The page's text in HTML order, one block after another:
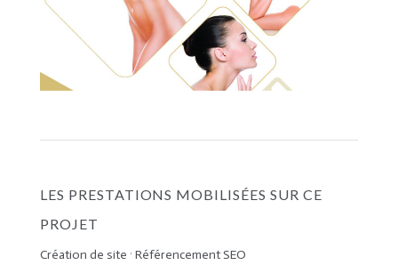
LES PRESTATIONS MOBILISÉES SUR CE
PROJET
Création de site · Référencement SEO